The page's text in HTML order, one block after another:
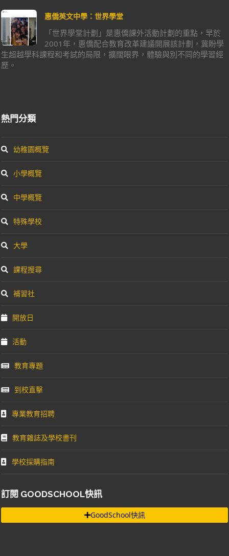
惠僑英文中學：世界學堂
「世界學堂計劃」是惠僑課外活動計劃的重點，早於
2001年，惠僑配合教育改革建議開展該計劃，冀盼學
生超越學科課程和考試的局限，擴闊眼界，體驗與別不同的學習經
歷。
熱門分類
幼稚園概覽
小學概覽
中學概覽
特殊學校
大學
課程搜尋
補習社
開放日
活動
教育專題
到校直擊
專業教育招聘
教育雜誌及學校書刊
學校採購指南
訂閱 GOODSCHOOL快訊
GoodSchool快訊